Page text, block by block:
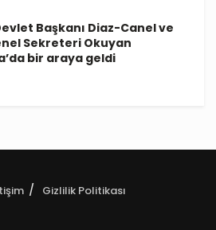
Başkanı Diaz-Canel ve
Sekreteri Okuyan
bir araya geldi
Gizlilik Politikası